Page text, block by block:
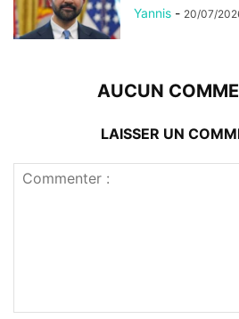
Yannis - 20/07/
AUCUN
LAISSER UN